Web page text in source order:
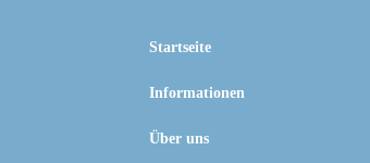
Startseite
Informationen
Über uns